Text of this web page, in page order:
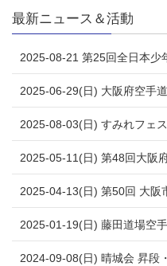
最新ニュース＆活動
2025-08-21 第25回全日本少
2025-06-29(日) 大阪府空手
2025-08-03(日) すみれフェ
2025-05-11(日) 第48回大阪
2025-04-13(日) 第50回 大阪
2025-01-19(日) 藤田道場空
2024-09-08(日) 晴城会 昇段